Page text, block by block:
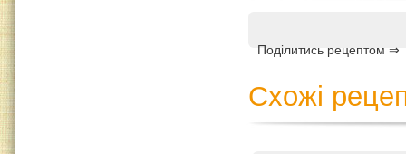
Поділитись рецептом ⇒
Схожі